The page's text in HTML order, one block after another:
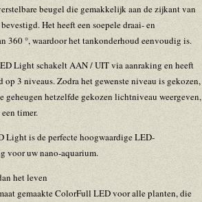
beugel die gemakkelijk aan de zijkant van
Het heeft een soepele draai- en
360 °, waardoor het tankonderhoud eenvoudig is.
Light schakelt AAN / UIT via aanraking en heeft
3 niveaus. Zodra het gewenste niveau is gekozen,
geheugen hetzelfde gekozen lichtniveau weergeven,
timer.
Light is de perfecte hoogwaardige LED-
voor uw nano-aquarium.
het leven
gemaakte ColorFull LED voor alle planten, die